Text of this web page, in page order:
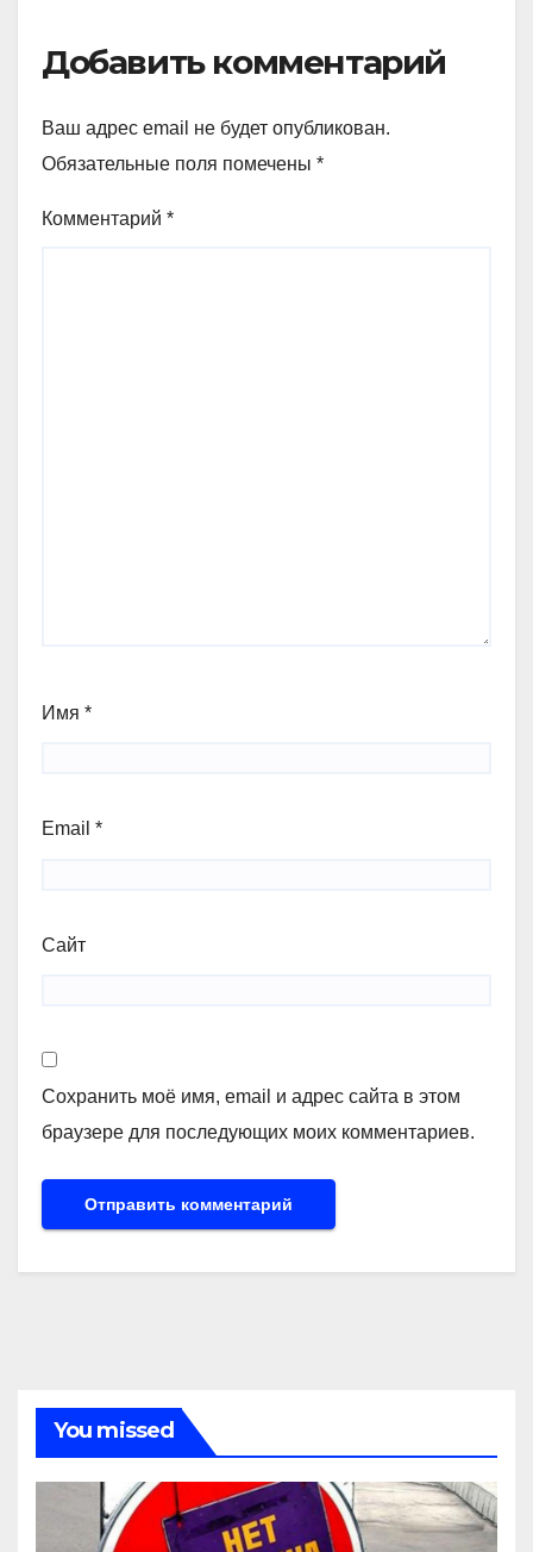
Добавить комментарий
Ваш адрес email не будет опубликован.
Обязательные поля помечены *
Комментарий *
Имя *
Email *
Сайт
Сохранить моё имя, email и адрес сайта в этом
браузере для последующих моих комментариев.
You missed